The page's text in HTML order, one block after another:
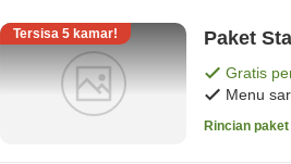
Tersisa 5 kamar! Paket
Gratis
Menu
Rincian